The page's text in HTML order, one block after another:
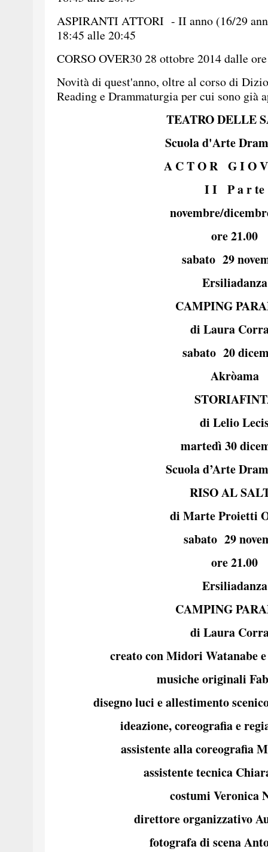
ASPIRANTI ATTORI - II anno (16/29
18:45 alle 20:45
CORSO OVER30 28 ottobre 2014 dalle
Novità di quest'anno, oltre al corso di
Reading e Drammaturgia per cui sono già
TEATRO DELLE
Scuola d'Arte
A C T O R G I O
I I P a r te
novembre/
ore 21.00
sabato 29
Ersiliadanza
CAMPING
di Laura
sabato 20
Akròama
di Lelio
martedì 30
Scuola d’Arte
RISO AL
di Marte Proietti
sabato 29
ore 21.00
Ersiliadanza
CAMPING
di Laura
creato con Midori Watanabe
musiche originali
disegno luci e allestimento
ideazione, coreografia e
assistente alla coreografia
assistente tecnica
costumi Veronica
direttore organizzativo
fotografa di scena